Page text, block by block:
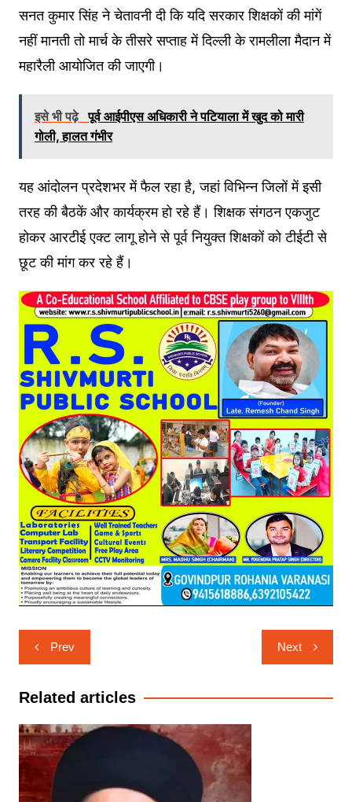
सनत कुमार सिंह ने चेतावनी दी कि यदि सरकार शिक्षकों की मांगें
नहीं मानती तो मार्च के तीसरे सप्ताह में दिल्ली के रामलीला मैदान में
महारैली आयोजित की जाएगी।
इसे भी पढ़े पूर्व आईपीएस अधिकारी ने पटियाला में खुद को मारी
गोली, हालत गंभीर
यह आंदोलन प्रदेशभर में फैल रहा है, जहां विभिन्न जिलों में इसी
तरह की बैठकें और कार्यक्रम हो रहे हैं। शिक्षक संगठन एकजुट
होकर आरटीई एक्ट लागू होने से पूर्व नियुक्त शिक्षकों को टीईटी से
छूट की मांग कर रहे हैं।
Post
navigation
Prev Next
Related articles